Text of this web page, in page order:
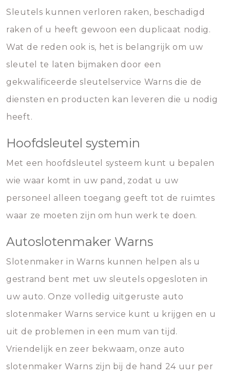
Sleutels kunnen verloren raken, beschadigd
raken of u heeft gewoon een duplicaat nodig.
Wat de reden ook is, het is belangrijk om uw
sleutel te laten bijmaken door een
gekwalificeerde sleutelservice Warns die de
diensten en producten kan leveren die u nodig
heeft.
Hoofdsleutel systemin
Met een hoofdsleutel systeem kunt u bepalen
wie waar komt in uw pand, zodat u uw
personeel alleen toegang geeft tot de ruimtes
waar ze moeten zijn om hun werk te doen.
Autoslotenmaker Warns
Slotenmaker in Warns kunnen helpen als u
gestrand bent met uw sleutels opgesloten in
uw auto. Onze volledig uitgeruste auto
slotenmaker Warns service kunt u krijgen en u
uit de problemen in een mum van tijd.
Vriendelijk en zeer bekwaam, onze auto
slotenmaker Warns zijn bij de hand 24 uur per